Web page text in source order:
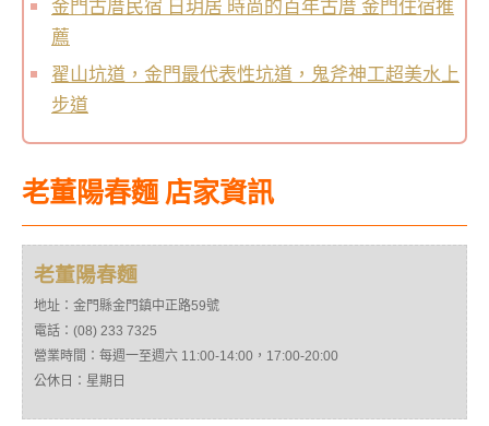
金門古厝民宿 日玥居 時尚的百年古厝 金門住宿推
薦
翟山坑道，金門最代表性坑道，鬼斧神工超美水上
步道
老董陽春麵 店家資訊
老董陽春麵
地址：金門縣金門鎮中正路59號
電話：(08) 233 7325
營業時間：每週一至週六 11:00-14:00，17:00-20:00
公休日：星期日